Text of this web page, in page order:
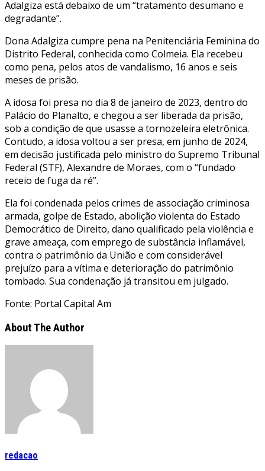
Adalgiza está debaixo de um “tratamento desumano e
degradante”.
Dona Adalgiza cumpre pena na Penitenciária Feminina do
Distrito Federal, conhecida como Colmeia. Ela recebeu
como pena, pelos atos de vandalismo, 16 anos e seis
meses de prisão.
A idosa foi presa no dia 8 de janeiro de 2023, dentro do
Palácio do Planalto, e chegou a ser liberada da prisão,
sob a condição de que usasse a tornozeleira eletrônica.
Contudo, a idosa voltou a ser presa, em junho de 2024,
em decisão justificada pelo ministro do Supremo Tribunal
Federal (STF), Alexandre de Moraes, com o “fundado
receio de fuga da ré”.
Ela foi condenada pelos crimes de associação criminosa
armada, golpe de Estado, abolição violenta do Estado
Democrático de Direito, dano qualificado pela violência e
grave ameaça, com emprego de substância inflamável,
contra o patrimônio da União e com considerável
prejuízo para a vítima e deterioração do patrimônio
tombado. Sua condenação já transitou em julgado.
Fonte: Portal Capital Am
About The Author
redacao